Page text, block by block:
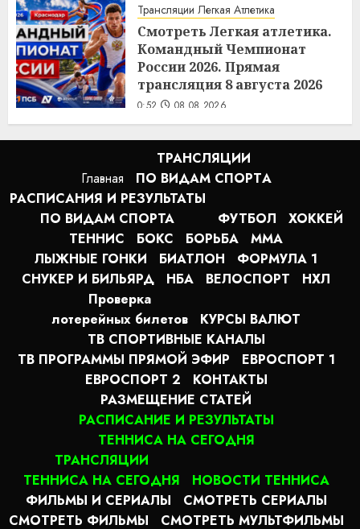
Трансляции Легкая Атлетика
Смотреть Легкая атлетика.
Командный Чемпионат
России 2026. Прямая
трансляция 8 августа 2026
0:52 08.08.2026
Главная
ТРАНСЛЯЦИИ
ПО ВИДАМ СПОРТA
РАСПИСАНИЯ И РЕЗУЛЬТАТЫ
ПО ВИДАМ СПОРТА
ФУТБОЛ
ХОККЕЙ
ТЕННИС
БОКС БОРЬБА
MMA
ЛЫЖНЫЕ ГОНКИ
БИАТЛОН
ФОРМУЛА 1
СНУКЕР И БИЛЬЯРД
НБА ВЕЛОСПОРТ
НХЛ
Проверка
лотерейных билетов
КУРСЫ ВАЛЮТ
ТВ СПОРТИВНЫЕ КАНАЛЫ
ТВ ПРОГРАММЫ ПРЯМОЙ ЭФИР
ЕВРОСПОРТ 1
ЕВРОСПОРТ 2
КОНТАКТЫ
РАЗМЕЩЕНИЕ СТАТЕЙ
РАСПИСАНИЕ И РЕЗУЛЬТАТЫ
ТЕННИСА НА СЕГОДНЯ
ТРАНСЛЯЦИИ
ТЕННИСА НА СЕГОДНЯ
НОВОСТИ ТЕННИСА
ФИЛЬМЫ И СЕРИАЛЫ
СМОТРЕТЬ СЕРИАЛЫ
СМОТРЕТЬ ФИЛЬМЫ
СМОТРЕТЬ МУЛЬТФИЛЬМЫ